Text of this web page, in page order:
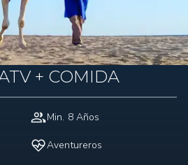
+ COMIDA
Min. 8 Años
Aventureros